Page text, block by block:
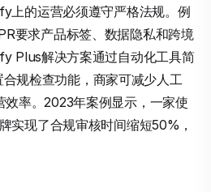
上的运营必须遵守严格法规。例
要求产品标签、数据隐私和跨境
Plus解决方案通过自动化工具简
规检查功能，商家可减少人工
率。2023年案例显示，一家使
实现了合规审核时间缩短50%，